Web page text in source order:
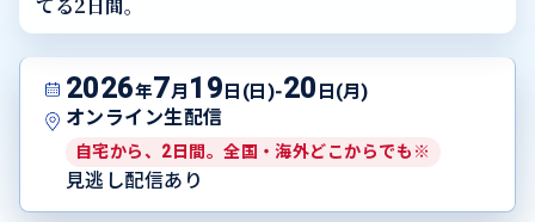
2026年7月 19日(日)-20 日(月)
オンライン生配信
自宅から、2日間。全国・海外どこからでも※
見逃し配信あり